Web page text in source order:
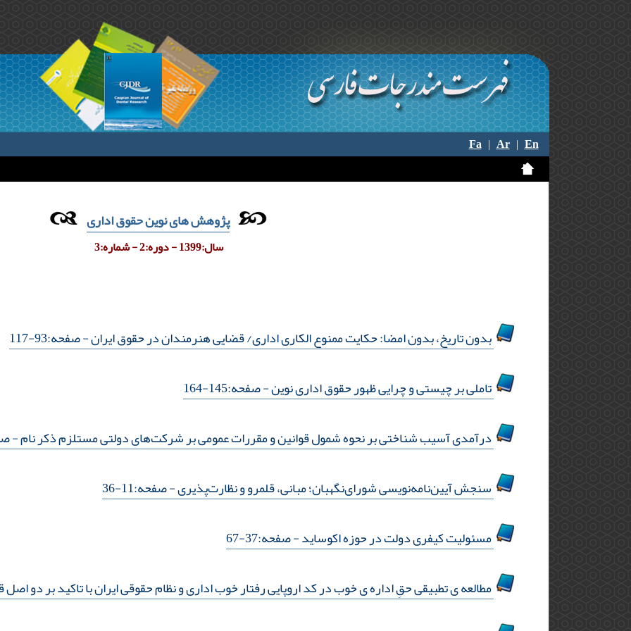
Fa|Ar|En
پژوهش های نوین حقوق اداری
سال:1399 - دوره:2 - شماره:3
بدون تاریخ، بدون امضا: حکایت ممنوع الکاری اداری/ قضایی هنرمندان در حقوق ایران- صفحه:93-117
تاملی بر چیستی و چرایی ظهور حقوق اداری نوین- صفحه:145-164
درآمدی آسیب شناختی بر نحوه شمول قوانین و مقررات عمومی بر شرکت‌های دولتی مستلزم ذکر نام-
سنجش آیین‌نامه‌نویسی شورای‌نگهبان؛ مبانی، قلمرو و نظارت‌پذیری- صفحه:11-36
مسئولیت کیفری دولت در حوزه اکوساید- صفحه:37-67
مطالعه ی تطبیقی حقِ اداره ی خوب در کد اروپایی رفتار خوب اداری و نظام حقوقی ایران با تاکید بر دو